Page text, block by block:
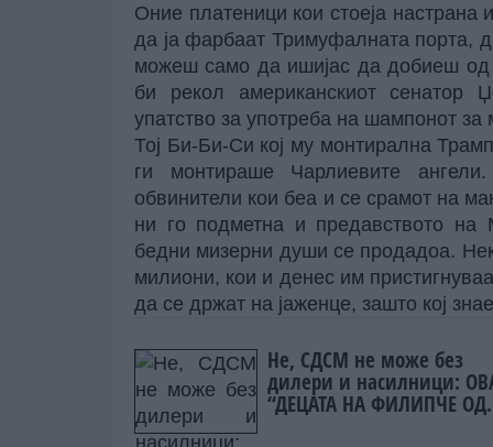
Оние платеници кои стоеја настрана
да ја фарбаат Тримуфалната порта,
можеш само да ишијас да добиеш од
би рекол американскиот сенатор
упатство за употреба на шампонот за
Тој Би-Би-Си кој му монтирална
ги монтираше Чарлиевите
обвинители кои беа и се срамот на
ни го подметна и предавството на
бедни мизерни души се продадоа.
милиони, кои и денес им
да се држат на јаженце, зашто кој
Не, СДСМ не може без
дилери и насилници:
“ДЕЦАТА НА ФИЛИПЧЕ ОД
СТРУМИЦА“